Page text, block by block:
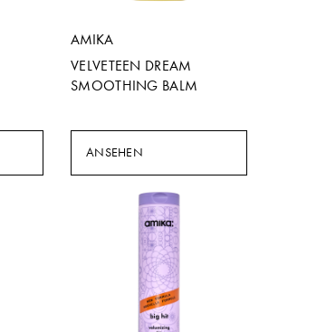
AMIKA
VELVETEEN DREAM
SMOOTHING BALM
ANSEHEN